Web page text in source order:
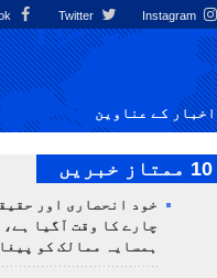
Instagram
اخبار کے عناوین
10 ممتاز خبریں
خود انحصاری اور
چارے کا وقت آگیا ہے،
ہمسایہ ممالک کو